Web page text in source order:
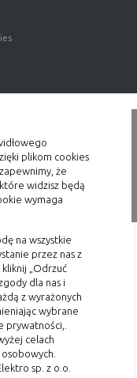
plikom cookies
że
widzisz będą
wymaga
na wszystkie
przez nas z
„Odrzuć
dla nas i
z wyrażonych
wybrane
prywatności,.
celach
sp. z o.o.